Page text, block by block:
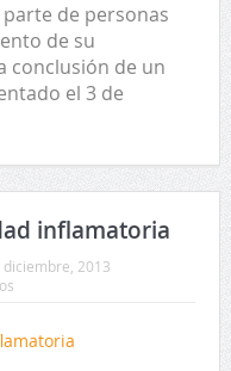
de personas
de su
conclusión de un
el 3 de
inflamatoria
diciembre, 2013